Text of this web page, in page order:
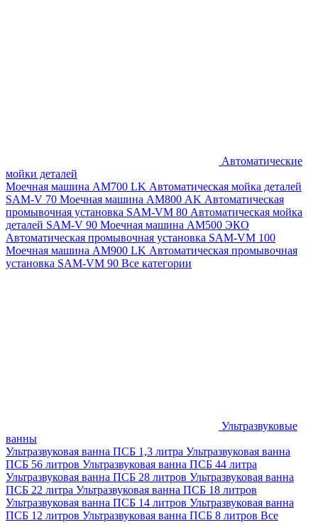
Автоматические
мойки деталей
Моечная машина AM700 LK Автоматическая мойка деталей
SAM-V 70 Моечная машина АМ800 AK Автоматическая
промывочная установка SAM-VM 80 Автоматическая мойка
деталей SAM-V 90 Моечная машина АМ500 ЭКО
Автоматическая промывочная установка SAM-VM 100
Моечная машина AM900 LK Автоматическая промывочная
установка SAM-VM 90 Все категории
Ультразвуковые
ванны
Ультразвуковая ванна ПСБ 1,3 литра Ультразвуковая ванна
ПСБ 56 литров Ультразвуковая ванна ПСБ 44 литра
Ультразвуковая ванна ПСБ 28 литров Ультразвуковая ванна
ПСБ 22 литра Ультразвуковая ванна ПСБ 18 литров
Ультразвуковая ванна ПСБ 14 литров Ультразвуковая ванна
ПСБ 12 литров Ультразвуковая ванна ПСБ 8 литров Все